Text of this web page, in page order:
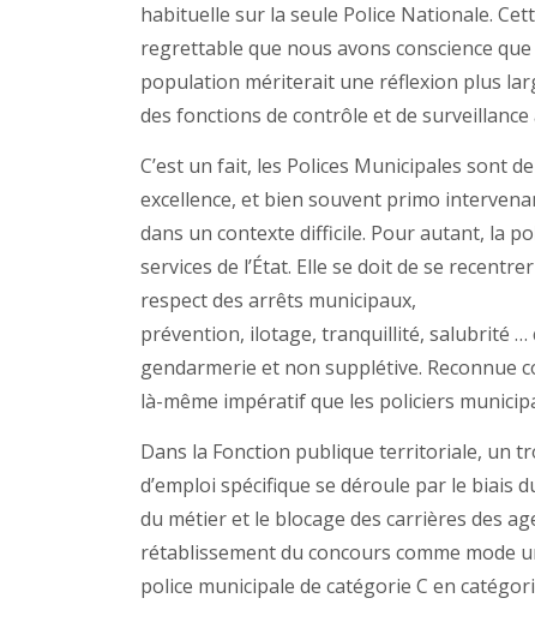
habituelle sur la seule Police Nationale.
regrettable que nous avons conscience
population mériterait une réflexion plus
des fonctions de contrôle et de
C’est un fait, les Polices Municipales sont
excellence, et bien souvent primo
dans un contexte difficile. Pour autant, la
services de l’État. Elle se doit de se
respect des arrêts municipaux,
prévention, ilotage, tranquillité, salubrité …
gendarmerie et non supplétive. Reconnue
là-même impératif que les policiers
Dans la Fonction publique territoriale, un
d’emploi spécifique se déroule par le biais
du métier et le blocage des carrières des
rétablissement du concours comme mode
police municipale de catégorie C en